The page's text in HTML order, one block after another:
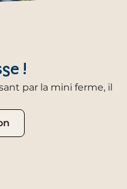
!
par la mini ferme, il